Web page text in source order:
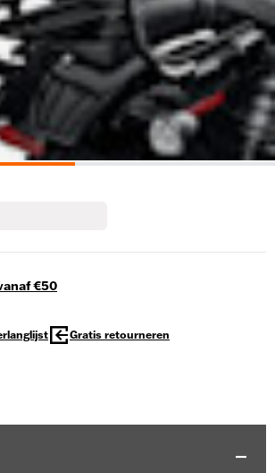
€50
Gratis retourneren